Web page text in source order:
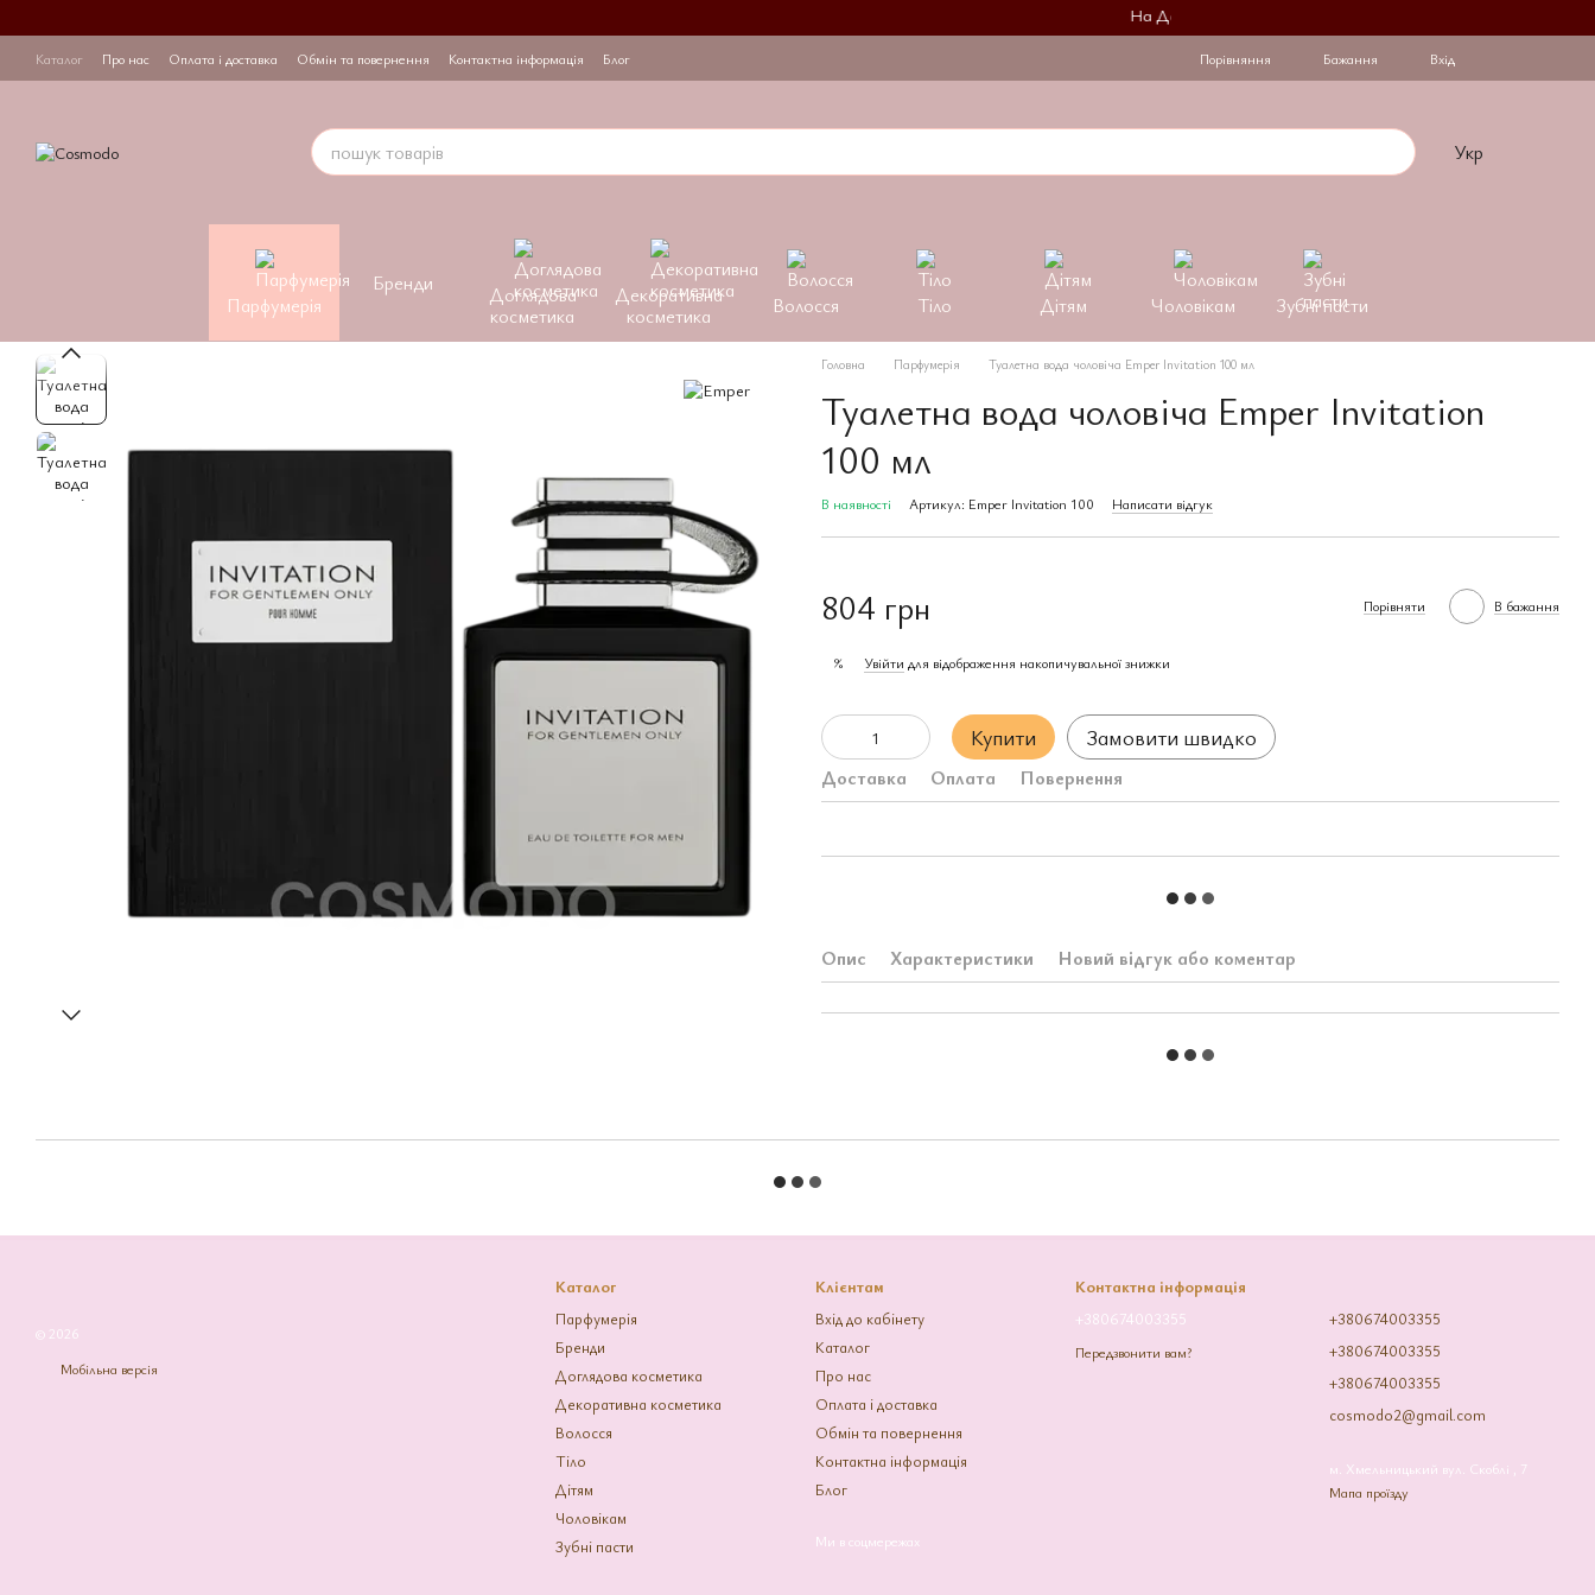
На День Закоханих при купівлі 2 флаконів на другий діє знижка -
Каталог Про нас Оплата і доставка Обмін та повернення Контактна інформація Блог Порівняння Бажання Вхід
Укр
Парфумерія
Бренди
Доглядова
косметика
Декоративна
косметика
Волосся Тіло Дітям Чоловікам Зубні пасти
Головна Парфумерія Туалетна вода чоловіча Emper Invitation 100 мл
Туалетна вода чоловіча Emper Invitation
100 мл
В наявності Артикул: Emper Invitation 100 Написати відгук
804 грн Порівняти В бажання
% Увійти для відображення накопичувальної знижки
Купити Замовити швидко
Доставка Оплата Повернення
Опис Характеристики Новий відгук або коментар
© 2026
Мобільна версія
Каталог
Парфумерія
Бренди
Доглядова косметика
Декоративна косметика
Волосся
Тіло
Дітям
Чоловікам
Зубні пасти
Клієнтам
Вхід до кабінету
Каталог
Про нас
Оплата і доставка
Обмін та повернення
Контактна інформація
Блог
Ми в соцмережах
Контактна інформація
+380674003355
Передзвонити вам?
+380674003355
+380674003355
+380674003355
cosmodo2@gmail.com
м. Хмельницький вул. Скоблі , 7
Мапа проїзду